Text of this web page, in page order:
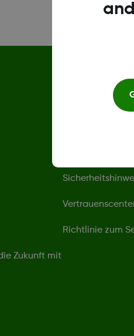
Zukunft mit
Richtlinie zum